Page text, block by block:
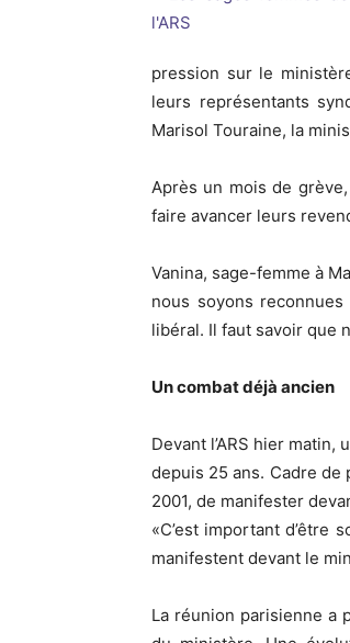
pression sur le
leurs représentants
Marisol Touraine, la
Après un mois de
faire avancer leurs
Vanina, sage-femme à
nous soyons
libéral. Il faut savoir que
Un combat déjà ancien
Devant l’ARS hier
depuis 25 ans. Cadre de
2001, de manifester
«C’est important
manifestent devant le
La réunion parisienne a